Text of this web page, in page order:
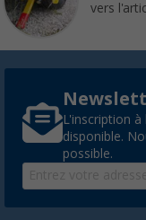
vers
L'inscription
disponible.
possible.